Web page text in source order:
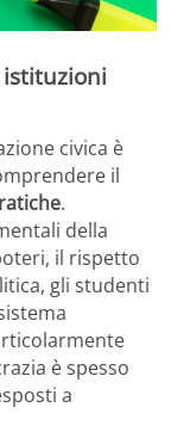
civica è
il
.
della
il rispetto
gli studenti
è spesso
a